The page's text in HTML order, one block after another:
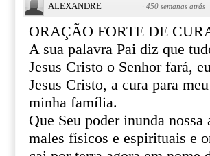
ALEXANDRE · 450 semanas atrás
ORAÇÃO FORTE DE
A sua palavra Pai diz que
Jesus Cristo o Senhor fará,
Jesus Cristo, a cura para
minha família.
Que Seu poder inunda
males físicos e espirituais e